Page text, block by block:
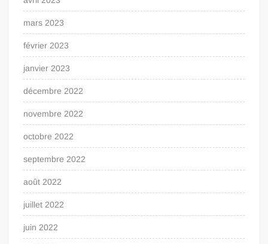
mars 2023
février 2023
janvier 2023
décembre 2022
novembre 2022
octobre 2022
septembre 2022
août 2022
juillet 2022
juin 2022